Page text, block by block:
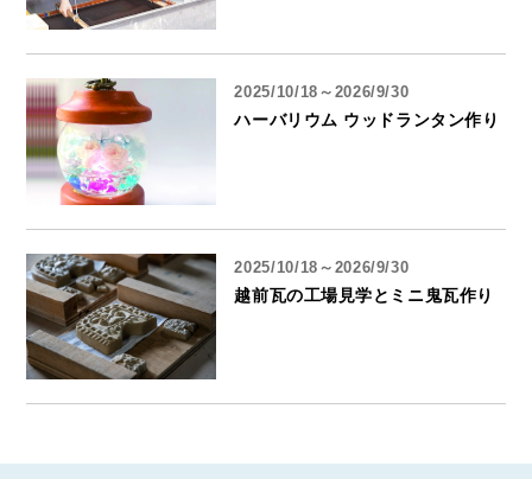
2025/10/18～2026/9/30
ハーバリウム ウッドランタン作り
2025/10/18～2026/9/30
越前瓦の工場見学とミニ鬼瓦作り